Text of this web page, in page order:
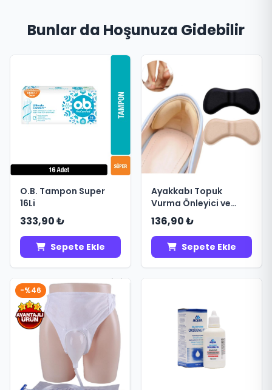
Bunlar da Hoşunuza Gidebilir
O.B. Tampon Super
16Li
333,90 ₺
Sepete Ekle
Ayakkabı Topuk
Vurma Önleyici ve
Daraltma Padi 5mm
136,90 ₺
Sepete Ekle
-%46